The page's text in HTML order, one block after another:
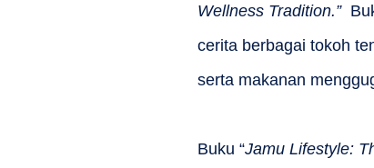
Wellness Tradition.”
cerita berbagai tokoh
serta makanan
Buku “Jamu Lifestyle: